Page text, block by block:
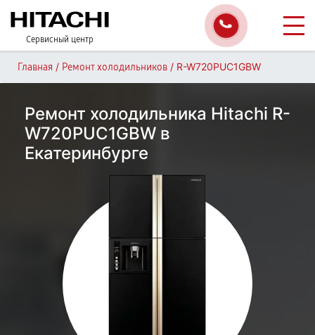
Сервисный центр
Главная / Ремонт холодильников / R-W720PUC1GBW
Ремонт холодильника Hitachi R-
W720PUC1GBW в
Екатеринбурге